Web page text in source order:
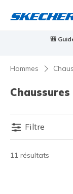
🎒
Hommes
Filtre
11 résultats